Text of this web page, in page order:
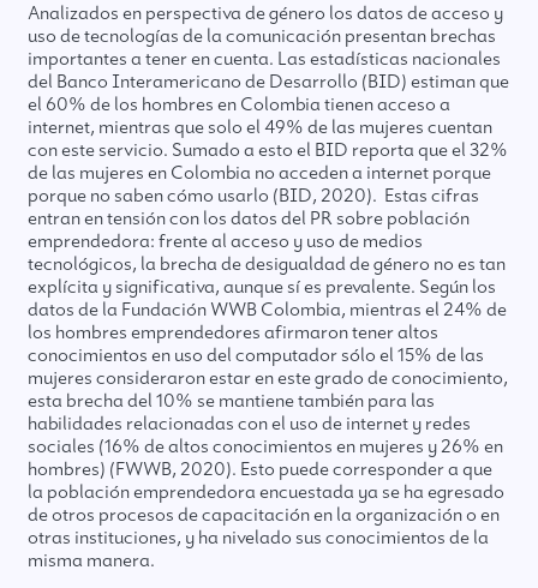
Analizados en perspectiva de género los datos de acceso y
uso de tecnologías de la comunicación presentan brechas
importantes a tener en cuenta. Las estadísticas nacionales
del Banco Interamericano de Desarrollo (BID) estiman que
el 60% de los hombres en Colombia tienen acceso a
internet, mientras que solo el 49% de las mujeres cuentan
con este servicio. Sumado a esto el BID reporta que el 32%
de las mujeres en Colombia no acceden a internet porque
porque no saben cómo usarlo (BID, 2020). Estas cifras
entran en tensión con los datos del PR sobre población
emprendedora: frente al acceso y uso de medios
tecnológicos, la brecha de desigualdad de género no es tan
explícita y significativa, aunque sí es prevalente. Según los
datos de la Fundación WWB Colombia, mientras el 24% de
los hombres emprendedores afirmaron tener altos
conocimientos en uso del computador sólo el 15% de las
mujeres consideraron estar en este grado de conocimiento,
esta brecha del 10% se mantiene también para las
habilidades relacionadas con el uso de internet y redes
sociales (16% de altos conocimientos en mujeres y 26% en
hombres) (FWWB, 2020). Esto puede corresponder a que
la población emprendedora encuestada ya se ha egresado
de otros procesos de capacitación en la organización o en
otras instituciones, y ha nivelado sus conocimientos de la
misma manera.